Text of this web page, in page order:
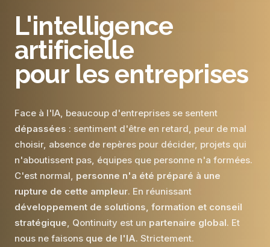
L'intelligence
artificielle
pour les entreprises
Face à l'IA, beaucoup d'entreprises se sentent
dépassées : sentiment d'être en retard, peur de mal
choisir, absence de repères pour décider, projets qui
n'aboutissent pas, équipes que personne n'a formées.
C'est normal, personne n'a été préparé à une
rupture de cette ampleur. En réunissant
développement de solutions, formation et conseil
stratégique , Qontinuity est un partenaire global. Et
nous ne faisons que de l'IA. Strictement.